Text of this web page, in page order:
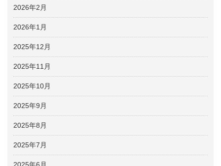
2026年2月
2026年1月
2025年12月
2025年11月
2025年10月
2025年9月
2025年8月
2025年7月
2025年6月